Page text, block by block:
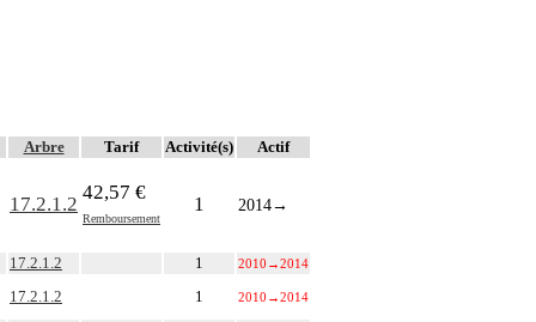
Arbre Tarif Activité(s) Actif
17.2.1.2
42,57 €
Remboursement
1 2014→
17.2.1.2 1 2010 →2014
17.2.1.2 1 2010 →2014